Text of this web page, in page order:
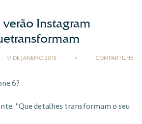
Instagram
17 DE JANEIRO 2015 • COMPARTILHE
6?
"Que detalhes transformam o seu